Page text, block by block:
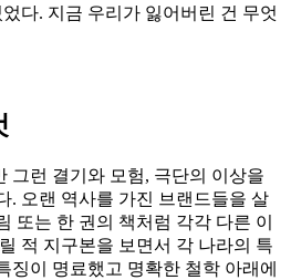
다. 지금 우리가 잃어버린 건 무엇
그런 결기와 모험, 극단의 이상을
. 오랜 역사를 가진 브랜드들을 살
또는 한 권의 책처럼 각각 다른 이
적 지구본을 보면서 각 나라의 특
징이 명료했고 명확한 철학 아래에